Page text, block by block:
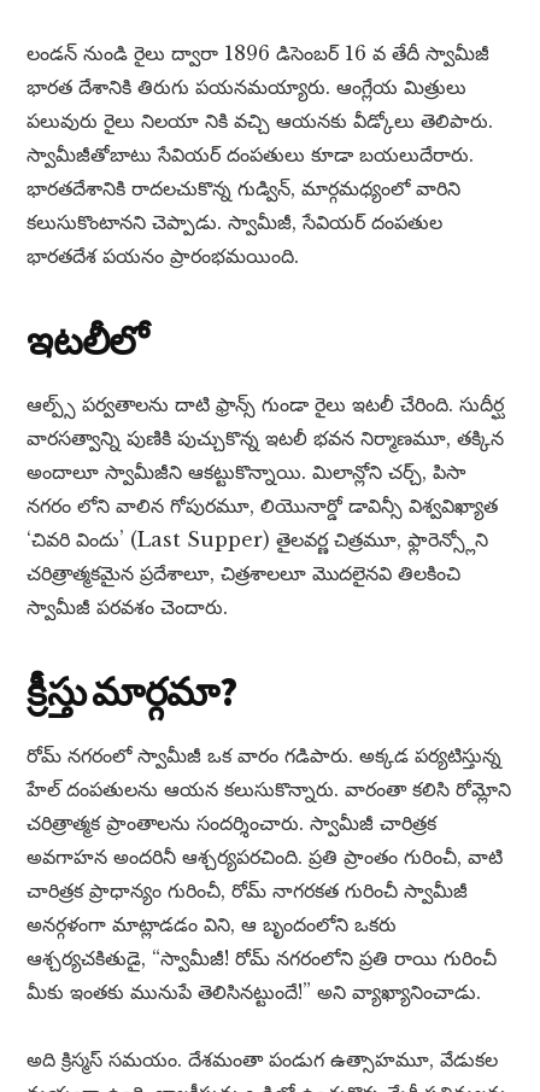
లండన్ నుండి రైలు ద్వారా 1896 డిసెంబర్ 16 వ తేదీ స్వామీజీ
భారత దేశానికి తిరుగు పయనమయ్యారు. ఆంగ్లేయ మిత్రులు
పలువురు రైలు నిలయా నికి వచ్చి ఆయనకు వీడ్కోలు తెలిపారు.
స్వామీజీతోబాటు సేవియర్ దంపతులు కూడా బయలుదేరారు.
భారతదేశానికి రాదలచుకొన్న గుడ్విన్, మార్గమధ్యంలో వారిని
కలుసుకొంటానని చెప్పాడు. స్వామీజీ, సేవియర్ దంపతుల
భారతదేశ పయనం ప్రారంభమయింది.
ఇటలీలో
ఆల్ప్స్ పర్వతాలను దాటి ఫ్రాన్స్ గుండా రైలు ఇటలీ చేరింది. సుదీర్ఘ
వారసత్వాన్ని పుణికి పుచ్చుకొన్న ఇటలీ భవన నిర్మాణమూ, తక్కిన
అందాలూ స్వామీజీని ఆకట్టుకొన్నాయి. మిలాన్లోని చర్చ్, పిసా
నగరం లోని వాలిన గోపురమూ, లియొనార్డో డావిన్సీ విశ్వవిఖ్యాత
‘చివరి విందు’ (Last Supper) తైలవర్ణ చిత్రమూ, ఫ్లారెన్స్లోని
చరిత్రాత్మకమైన ప్రదేశాలూ, చిత్రశాలలూ మొదలైనవి తిలకించి
స్వామీజీ పరవశం చెందారు.
క్రీస్తు మార్గమా?
రోమ్ నగరంలో స్వామీజీ ఒక వారం గడిపారు. అక్కడ పర్యటిస్తున్న
హేల్ దంపతులను ఆయన కలుసుకొన్నారు. వారంతా కలిసి రోమ్లోని
చరిత్రాత్మక ప్రాంతాలను సందర్శించారు. స్వామీజీ చారిత్రక
అవగాహన అందరినీ ఆశ్చర్యపరచింది. ప్రతి ప్రాంతం గురించీ, వాటి
చారిత్రక ప్రాధాన్యం గురించీ, రోమ్ నాగరకత గురించీ స్వామీజీ
అనర్గళంగా మాట్లాడడం విని, ఆ బృందంలోని ఒకరు
ఆశ్చర్యచకితుడై, “స్వామీజీ! రోమ్ నగరంలోని ప్రతి రాయి గురించీ
మీకు ఇంతకు మునుపే తెలిసినట్టుందే!” అని వ్యాఖ్యానించాడు.
అది క్రిస్మస్ సమయం. దేశమంతా పండుగ ఉత్సాహమూ, వేడుకల